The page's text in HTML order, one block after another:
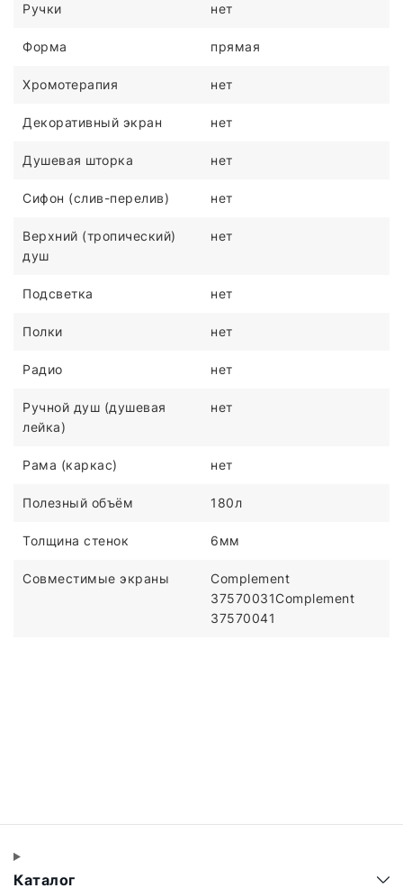
Ручки нет
Форма прямая
Хромотерапия нет
Декоративный экран нет
Душевая шторка нет
Сифон (слив-перелив) нет
Верхний (тропический)
душ
нет
Подсветка нет
Полки нет
Радио нет
Ручной душ (душевая
лейка)
нет
Рама (каркас) нет
Полезный объём 180л
Толщина стенок 6мм
Совместимые экраны
Complement
37570031Complement
37570041
Каталог